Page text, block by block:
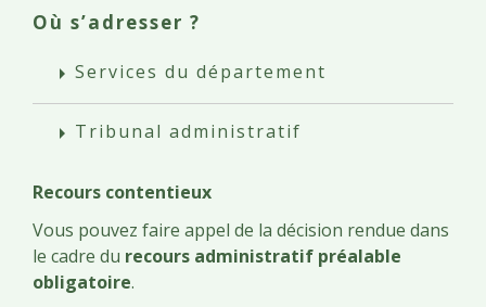
Où s’adresser ?
arrow_right Services du département
arrow_right Tribunal administratif
Recours contentieux
Vous pouvez faire appel de la décision rendue dans
le cadre du recours administratif préalable
obligatoire.